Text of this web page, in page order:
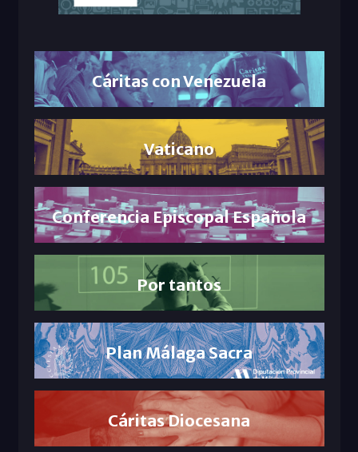
Cáritas con Venezuela
Vaticano
Conferencia Episcopal Española
Por tantos
Plan Málaga Sacra
Cáritas Diocesana